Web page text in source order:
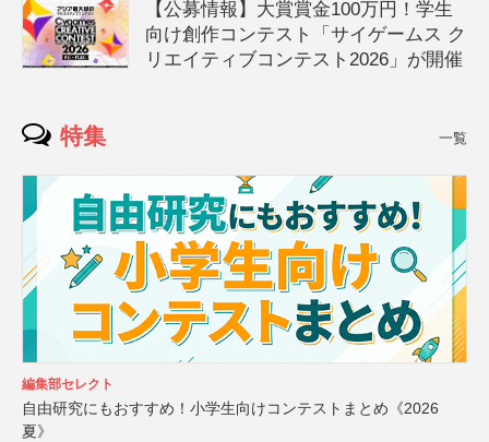
【公募情報】大賞賞金100万円！学生
向け創作コンテスト「サイゲームス ク
リエイティブコンテスト2026」が開催
特集 一覧
編集部セレクト
自由研究にもおすすめ！小学生向けコンテストまとめ《2026
夏》